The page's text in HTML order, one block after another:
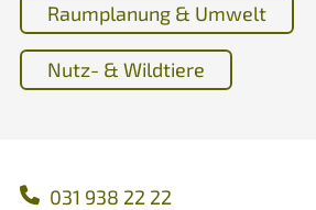
Raumplanung & Umwelt
Nutz- & Wildtiere
031 938 22 22